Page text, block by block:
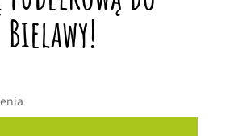
Bielawy!